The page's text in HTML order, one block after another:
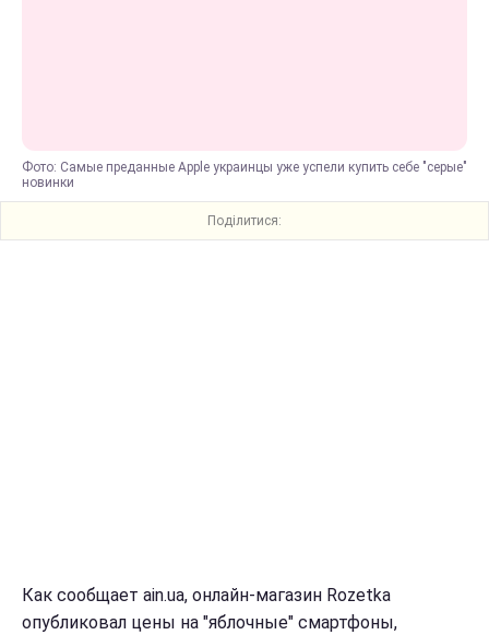
Фото: Самые преданные Apple украинцы уже успели купить себе "серые"
новинки
Поділитися:
Как сообщает ain.ua, онлайн-магазин Rozetka
опубликовал цены на "яблочные" смартфоны,